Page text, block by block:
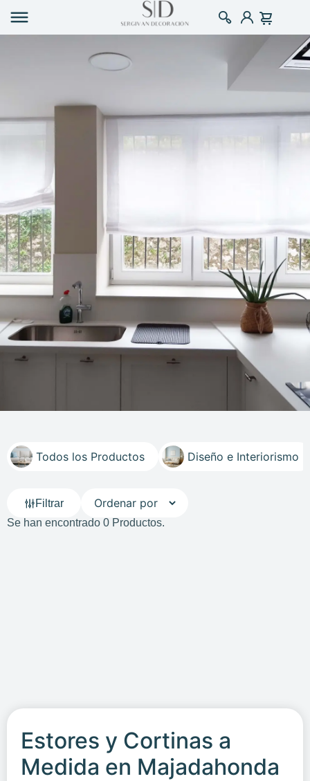
Todos los Productos Diseño e Interiorismo
Filtrar
Se han encontrado 0 Productos.
Estores y Cortinas a
Medida en Majadahonda